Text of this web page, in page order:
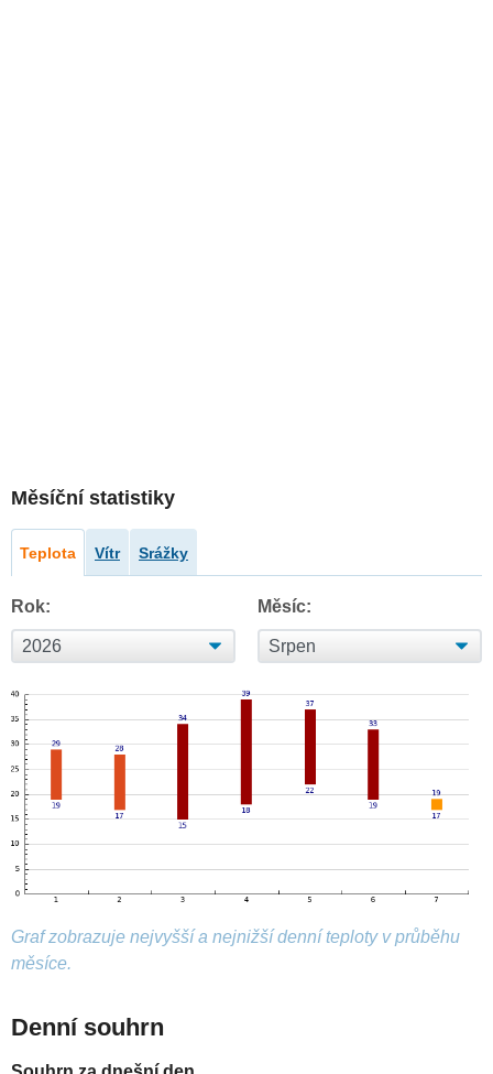
Měsíční statistiky
Teplota Vítr Srážky
Rok: Měsíc:
Graf zobrazuje nejvyšší a nejnižší denní teploty v průběhu
měsíce.
Denní souhrn